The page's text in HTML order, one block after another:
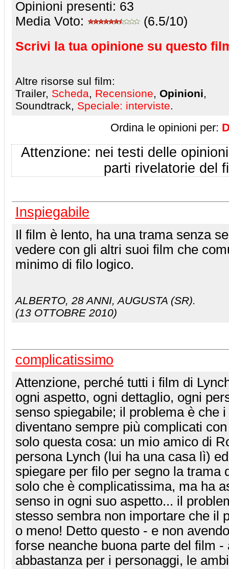
Opinioni presenti: 63
Media Voto:
(6.5/10)
Scrivi la tua opinione su questo
Altre risorse sul film:
Trailer, Scheda, Recensione, Opinioni,
Soundtrack, Speciale: interviste.
Ordina le opinioni per:
Attenzione: nei testi delle
parti rivelatorie del
Inspiegabile
Il film è lento, ha una trama senza
vedere con gli altri suoi film che
minimo di filo logico.
ALBERTO, 28 ANNI, AUGUSTA (SR).
(13 OTTOBRE 2010)
complicatissimo
Attenzione, perché tutti i film di
ogni aspetto, ogni dettaglio, ogni
senso spiegabile; il problema è che
diventano sempre più complicati
solo questa cosa: un mio amico di
persona Lynch (lui ha una casa lì)
spiegare per filo per segno la trama
solo che è complicatissima, ma ha
senso in ogni suo aspetto... il
stesso sembra non importare che il
o meno! Detto questo - e non
forse neanche buona parte del film -
abbastanza per i personaggi, le